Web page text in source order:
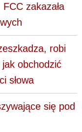
zakazała
robi
obchodzić
słowa
się pod